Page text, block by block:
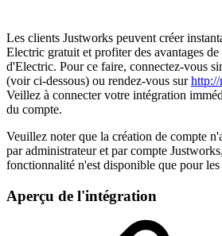
Les clients Justworks peuvent créer
Electric gratuit et profiter des avantages
d'Electric. Pour ce faire, connectez-vous
(voir ci-dessous) ou rendez-vous sur
Veillez à connecter votre intégration
du compte.
Veuillez noter que la création de compte
par administrateur et par compte
fonctionnalité n'est disponible que pour les
Aperçu de l'intégration